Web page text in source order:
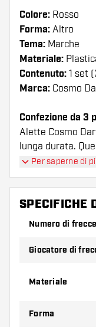
Colore: Rosso
Forma: Altro
Tema: Marche
Materiale:
Contenuto: 1 set
Marca: Cosmo
Confezione da 3
Alette Cosmo
lunga durata.
utilizzate solo
Suggerimento di
numero di
Provate una
spessore
Per saperne di
SPECIFICHE
Numero di
Giocatore di
Materiale
Forma